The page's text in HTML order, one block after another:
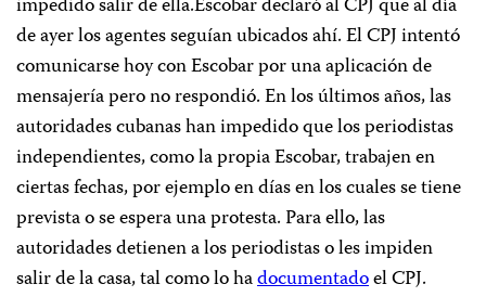
de ayer los agentes seguían ubicados ahí. El CPJ intentó
comunicarse hoy con Escobar por una aplicación de
mensajería pero no respondió. En los últimos años, las
autoridades cubanas han impedido que los periodistas
independientes, como la propia Escobar, trabajen en
ciertas fechas, por ejemplo en días en los cuales se tiene
prevista o se espera una protesta. Para ello, las
autoridades detienen a los periodistas o les impiden
salir de la casa, tal como lo hadocumentadoel CPJ.